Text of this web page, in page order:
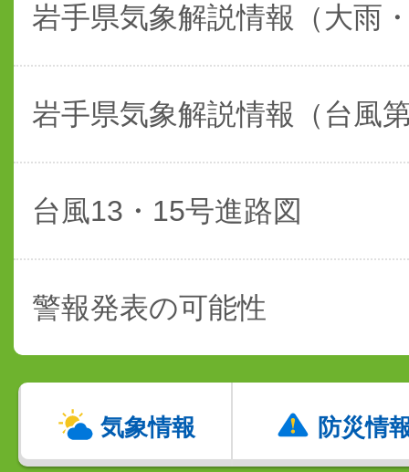
岩手県気象解説情報（大雨
岩手県気象解説情報（台風
台風13・15号進路図
警報発表の可能性
気象情報 防災情